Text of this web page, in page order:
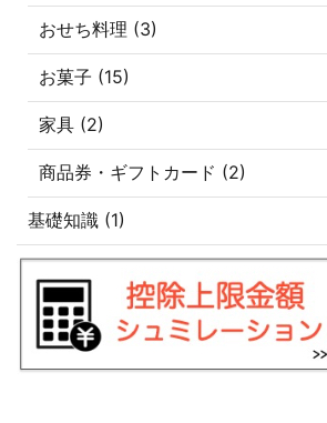
おせち料理 (3)
お菓子 (15)
家具 (2)
商品券・ギフトカード (2)
基礎知識 (1)